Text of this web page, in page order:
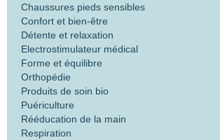
Chaussures pieds sensibles
Confort et bien-être
Détente et relaxation
Electrostimulateur médical
Forme et équilibre
Orthopédie
Produits de soin bio
Puériculture
Rééducation de la main
Respiration